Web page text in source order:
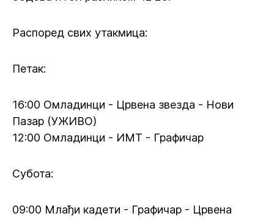
Распоред свих утакмица:
Петак:
16:00 Омладинци - Црвена звезда - Нови
Пазар (УЖИВО)
12:00 Омладинци - ИМТ - Графичар
Субота:
09:00 Млађи кадети - Графичар - Црвена